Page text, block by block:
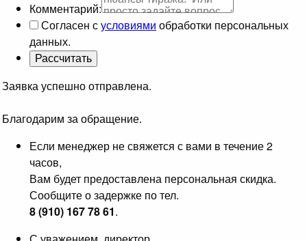
Комментарий:
Согласен сусловиями обработки персональных
данных.
Заявка успешно отправлена.
Благодарим за обращение.
Если менеджер не свяжется с вами в течение 2
часов,
Вам будет предоставлена персональная скидка.
Сообщите о задержке по тел.
8 (910) 167 78 61.